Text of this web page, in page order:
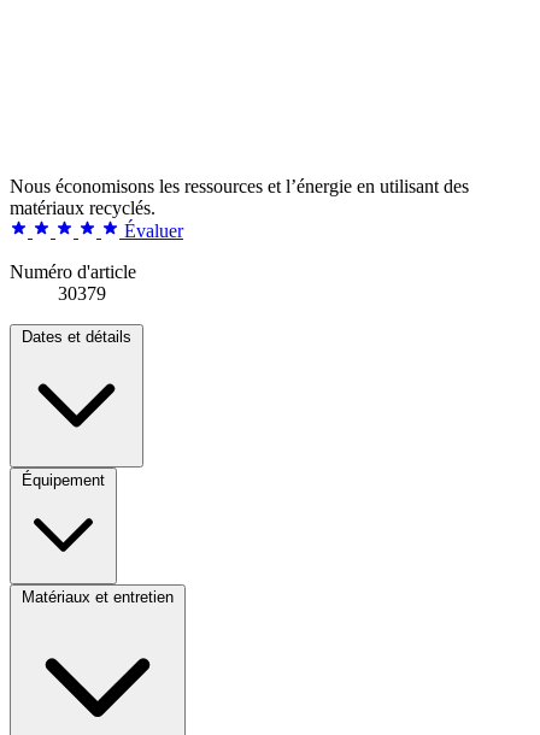
Nous économisons les ressources et l’énergie en utilisant des
matériaux recyclés.
Évaluer
Numéro d'article
30379
Dates et détails
Équipement
Matériaux et entretien